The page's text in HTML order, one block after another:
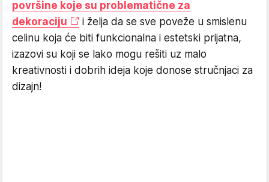
površine koje su problematične za
dekoraciju
i želja da se sve poveže u smislenu
celinu koja će biti funkcionalna i estetski prijatna,
izazovi su koji se lako mogu rešiti uz malo
kreativnosti i dobrih ideja koje donose stručnjaci za
dizajn!